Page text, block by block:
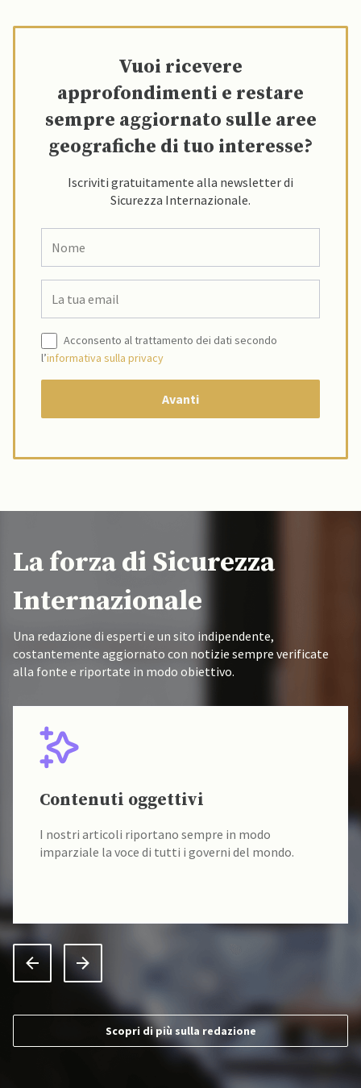
Vuoi ricevere
approfondimenti e restare
sempre aggiornato sulle aree
geografiche di tuo interesse?
Iscriviti gratuitamente alla newsletter di
Sicurezza Internazionale.
Acconsento al trattamento dei dati secondo
l’informativa sulla privacy
La forza di Sicurezza
Internazionale
Una redazione di esperti e un sito indipendente,
costantemente aggiornato con notizie sempre verificate
alla fonte e riportate in modo obiettivo.
Contenuti oggettivi
I nostri articoli riportano sempre in modo
imparziale la voce di tutti i governi del mondo.
Scopri di più sulla redazione